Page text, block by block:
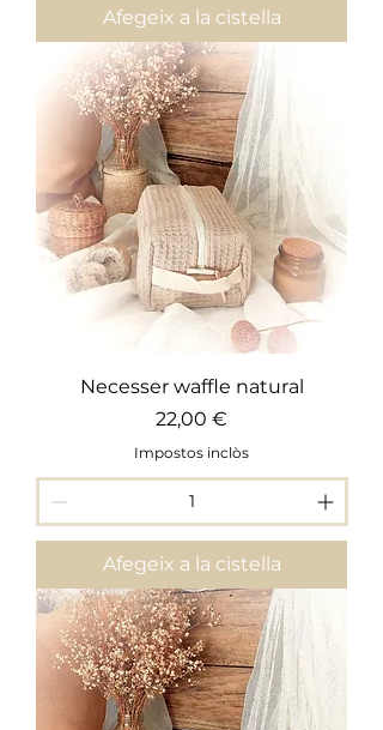
Afegeix a la cistella
Necesser waffle natural
Preu
22,00 €
Impostos inclòs
Afegeix a la cistella